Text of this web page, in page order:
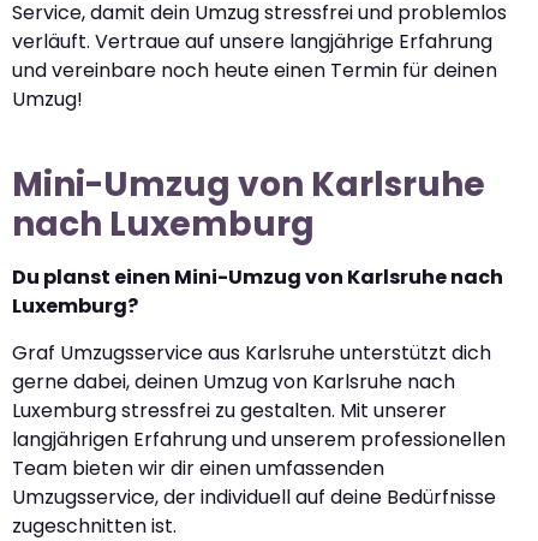
Service, damit dein Umzug stressfrei und problemlos
verläuft. Vertraue auf unsere langjährige Erfahrung
und vereinbare noch heute einen Termin für deinen
Umzug!
Mini-Umzug von Karlsruhe
nach Luxemburg
Du planst einen Mini-Umzug von Karlsruhe nach
Luxemburg?
Graf Umzugsservice aus Karlsruhe unterstützt dich
gerne dabei, deinen Umzug von Karlsruhe nach
Luxemburg stressfrei zu gestalten. Mit unserer
langjährigen Erfahrung und unserem professionellen
Team bieten wir dir einen umfassenden
Umzugsservice, der individuell auf deine Bedürfnisse
zugeschnitten ist.